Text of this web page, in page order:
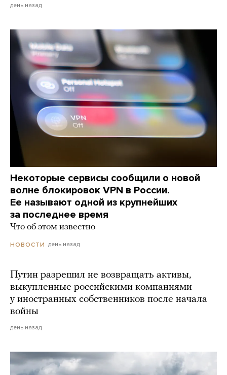
день назад
Некоторые сервисы сообщили о новой
волне блокировок VPN в России.
Ее называют одной из крупнейших
за последнее время
Что об этом известно
НОВОСТИ день назад
Путин разрешил не возвращать активы,
выкупленные российскими компаниями
у иностранных собственников после начала
войны
день назад